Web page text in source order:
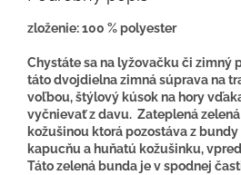
zloženie: 100 % polyester
Chystáte sa na lyžovačku či zimný
táto dvojdielna zimná súprava na
voľbou, štýlový kúsok na hory
vyčnievať z davu. Zateplená
kožušinou ktorá pozostáva z
kapucňu a huňatú kožušinku,
Táto zelená bunda je v spodnej